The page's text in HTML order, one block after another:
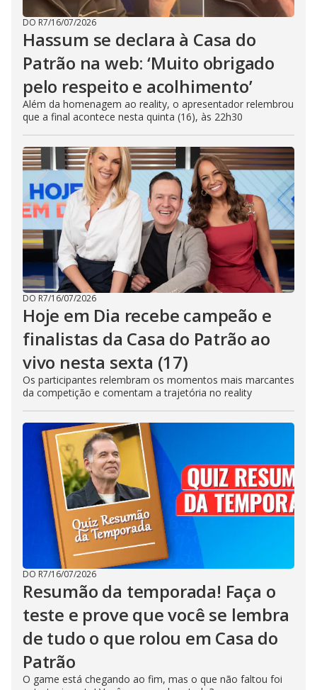
DO R7/16/07/2026
Hassum se declara à Casa do
Patrão na web: ‘Muito obrigado
pelo respeito e acolhimento’
Além da homenagem ao reality, o apresentador relembrou
que a final acontece nesta quinta (16), às 22h30
DO R7/16/07/2026
Hoje em Dia recebe campeão e
finalistas da Casa do Patrão ao
vivo nesta sexta (17)
Os participantes relembram os momentos mais marcantes
da competição e comentam a trajetória no reality
DO R7/16/07/2026
Resumão da temporada! Faça o
teste e prove que você se lembra
de tudo o que rolou em Casa do
Patrão
O game está chegando ao fim, mas o que não faltou foi